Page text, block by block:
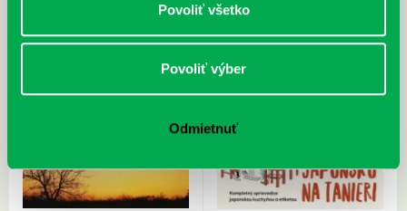
Povoliť všetko
Povoliť výber
Odmietnuť